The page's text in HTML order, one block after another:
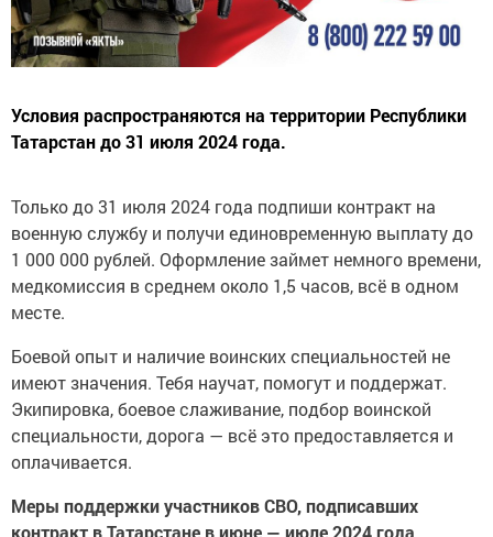
Условия распространяются на территории Республики
Татарстан до 31 июля 2024 года.
Только до 31 июля 2024 года подпиши контракт на
военную службу и получи единовременную выплату до
1 000 000 рублей. Оформление займет немного времени,
медкомиссия в среднем около 1,5 часов, всё в одном
месте.
Боевой опыт и наличие воинских специальностей не
имеют значения. Тебя научат, помогут и поддержат.
Экипировка, боевое слаживание, подбор воинской
специальности, дорога — всё это предоставляется и
оплачивается.
Меры поддержки участников СВО, подписавших
контракт в Татарстане в июне — июле 2024 года